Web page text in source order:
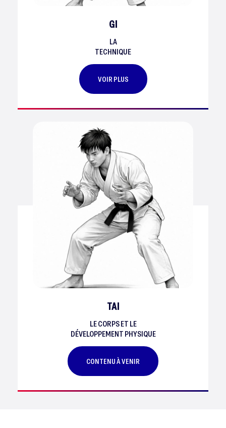
GI
LA
TECHNIQUE
VOIR PLUS
TAI
LE CORPS ET LE
DÉVELOPPEMENT PHYSIQUE
CONTENU À VENIR